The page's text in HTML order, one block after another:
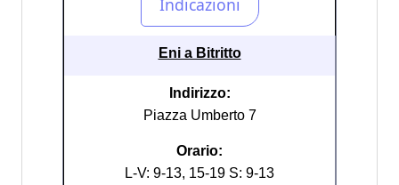
Eni a Bitritto
Indirizzo:
Piazza Umberto 7
Orario:
L-V: 9-13, 15-19 S: 9-13